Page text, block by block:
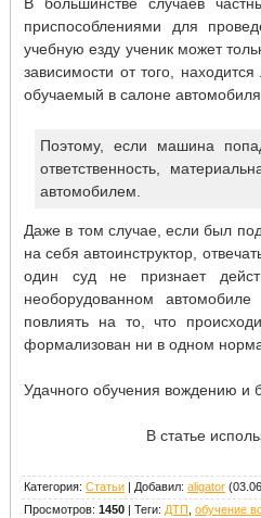
приспособлениями для
учебную езду ученик может
зависимости от того,
обучаемый в салоне
Поэтому, если машина
ответственность,
автомобилем.
Даже в том случае, если был
на себя автоинструктор,
один суд не признает
необорудованном автомобиле
повлиять на то, что
формализован ни в одном
Удачного обучения вождению и
В статье
Категория: Статьи | Добавил: aligator
Просмотров: 1450 | Теги: ДТП обучение